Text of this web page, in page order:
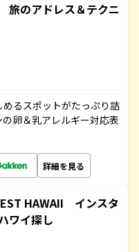
のアドレス＆テクニ
るスポットがたっぷり詰
卵＆乳アレルギー対応表
詳細を見る
HAWAII インスタ
ワイ探し